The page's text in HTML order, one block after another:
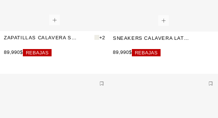
ZAPATILLAS CALAVERA SUELA CASCO +2
89,990$ REBAJAS
SNEAKERS CALAVERA LATERAL
89,990$ REBAJAS